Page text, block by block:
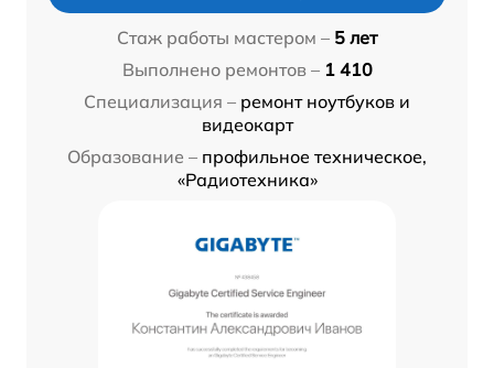
Стаж работы мастером – 5 лет
Выполнено ремонтов – 1 410
Специализация – ремонт ноутбуков и
видеокарт
Образование – профильное техническое,
«Радиотехника»